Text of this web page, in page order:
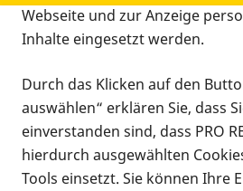
Webseite und zur Anzeige
Inhalte eingesetzt werden.
Durch das Klicken auf den
auswählen“ erklären Sie, dass
einverstanden sind, dass PRO
hierdurch ausgewählten
Tools einsetzt. Sie können Ihre